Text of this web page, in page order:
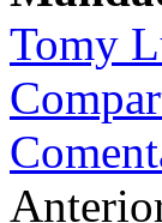
Tomy